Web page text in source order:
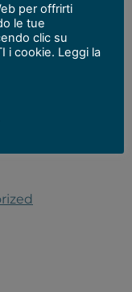
DI
MODELLO DI
I PARENTI ENTRO IL
CUI ALL’ART. 14
per offrirti
le tue
clic su
i cookie. Leggi la